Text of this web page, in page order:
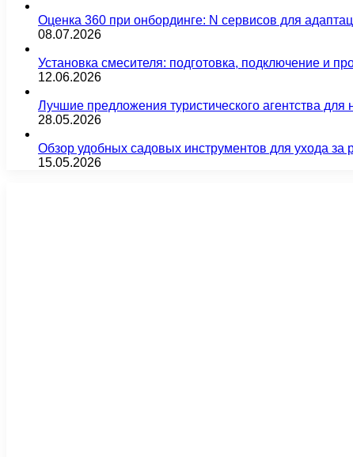
Оценка 360 при онбординге: N сервисов для
08.07.2026
Установка смесителя: подготовка, подключение и
12.06.2026
Лучшие предложения туристического агентства для
28.05.2026
Обзор удобных садовых инструментов для ухода за
15.05.2026